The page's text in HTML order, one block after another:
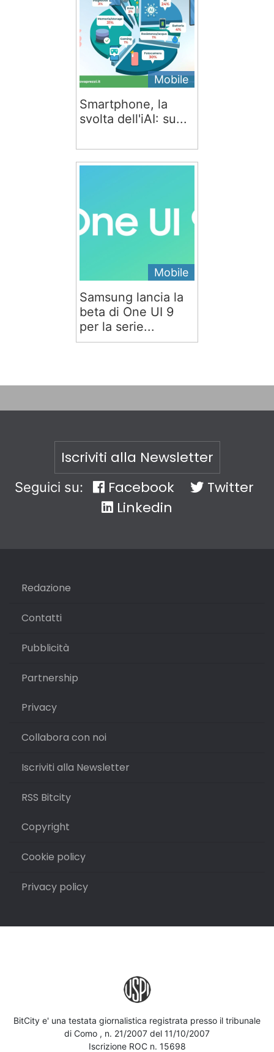
Mobile
Smartphone, la
svolta dell'iAI: su...
Mobile
Samsung lancia la
beta di One UI 9
per la serie...
Iscriviti alla Newsletter
Seguici su: Facebook
Twitter
Linkedin
Redazione
Contatti
Pubblicità
Partnership
Privacy
Collabora con noi
Iscriviti alla Newsletter
RSS Bitcity
Copyright
Cookie policy
Privacy policy
BitCity e' una testata giornalistica registrata presso il tribunale
di Como , n. 21/2007 del 11/10/2007
Iscrizione ROC n. 15698